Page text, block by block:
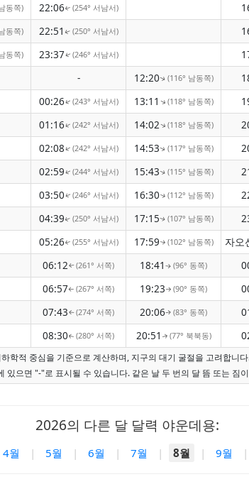
동쪽) 22:06↑(254° 서남서)
동쪽) 22:51 ↑(250° 서남서)
동쪽) 23:37↑(246° 서남서)
- 12:20↑(116° 남동쪽)
00:26↑(243° 서남서) 13:11 ↑(118° 남동쪽)
01:16↑(242° 서남서) 14:02↑(118° 남동쪽)
02:08↑(242° 서남서) 14:53↑(117° 남동쪽)
02:59↑(244° 서남서) 15:43↑(115° 남동쪽)
03:50↑(246° 서남서) 16:30↑(112° 남동쪽)
04:39↑(250° 서남서) 17:15↑(107° 남동쪽)
05:26↑(255° 서남서) 17:59↑(102° 남동쪽)
06:12↑(261° 서쪽) 18:41 ↑(96° 동쪽)
06:57↑(267° 서쪽) 19:23↑ (90° 동쪽)
07:43↑(274° 서쪽) 20:06↑(83° 동쪽)
08:30↑(280° 서쪽) 20:51 ↑(77° 북북동)
학적 중심을 기준으로 계산하며, 지구의 대기 굴절을 고려합
으면 "-"로 표시될 수 있습니다. 같은 날 두 번의 달 뜸 또는 짐
2026의 다른 달 달력 야운데용:
4월 | 5월 | 6월 | 7월 | 8월 | 9월 |